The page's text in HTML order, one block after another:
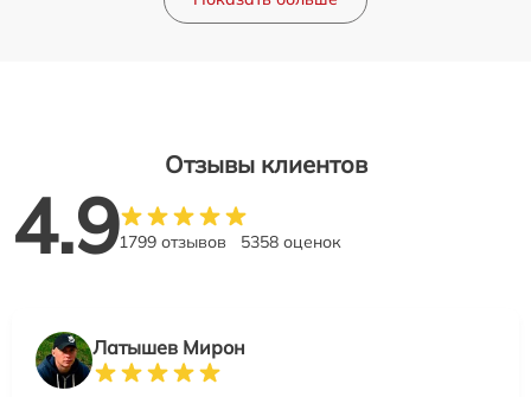
Отзывы клиентов
4.91799 отзывов 5358 оценок
Латышев Мирон